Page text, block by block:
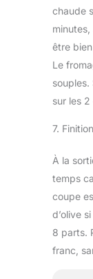
chaude
être
Le
sur les
7.
À la
temps
coupe
d’olive
8 parts.
franc,